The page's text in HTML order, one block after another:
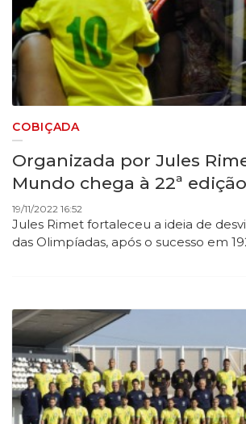
COBIÇADA
Organizada por Jules
Mundo chega à 22ª
19/11/2022 16:52
Jules Rimet fortaleceu a ideia de
das Olimpíadas, após o sucesso em